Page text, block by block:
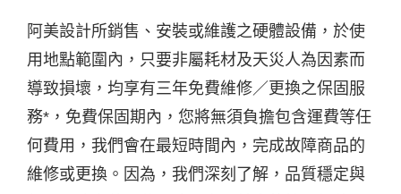
阿美設計所銷售、安裝或維護之硬體設備，於使
用地點範圍內，只要非屬耗材及天災人為因素而
導致損壞，均享有三年免費維修／更換之保固服
務*，免費保固期內，您將無須負擔包含運費等任
何費用，我們會在最短時間內，完成故障商品的
維修或更換。因為，我們深刻了解，品質穩定與